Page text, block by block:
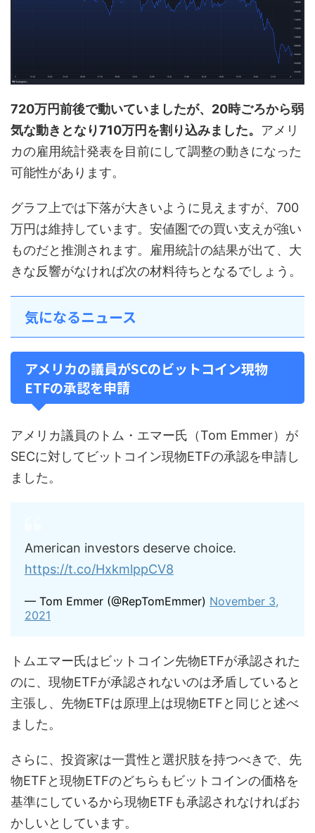
720万円前後で動いていましたが、20時ごろから弱
気な動きとなり710万円を割り込みました。 アメリ
カの雇用統計発表を目前にして調整の動きになった
可能性があります。
グラフ上では下落が大きいように見えますが、700
万円は維持しています。安値圏での買い支えが強い
ものだと推測されます。雇用統計の結果が出て、大
きな反響がなければ次の材料待ちとなるでしょう。
気になるニュース
アメリカの議員がSCのビットコイン現物
ETFの承認を申請
アメリカ議員のトム・エマー氏（Tom Emmer）が
SECに対してビットコイン現物ETFの承認を申請し
ました。
American investors deserve choice.
https://t.co/HxkmlppCV8
— Tom Emmer (@RepTomEmmer) November 3,
2021
トムエマー氏はビットコイン先物ETFが承認された
のに、現物ETFが承認されないのは矛盾していると
主張し、先物ETFは原理上は現物ETFと同じと述べ
ました。
さらに、投資家は一貫性と選択肢を持つべきで、先
物ETFと現物ETFのどちらもビットコインの価格を
基準にしているから現物ETFも承認されなければお
かしいとしています。